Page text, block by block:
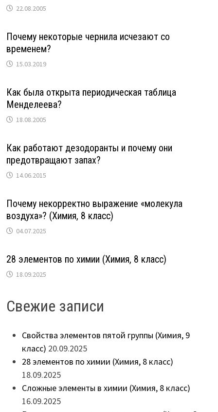
22.08.2005
Почему некоторые чернила исчезают со
временем?
15.03.2019
Как была открыта периодическая таблица
Менделеева?
18.08.2005
Как работают дезодоранты и почему они
предотвращают запах?
14.06.2015
Почему некорректно выражение «молекула
воздуха»? (Химия, 8 класс)
04.07.2025
28 элементов по химии (Химия, 8 класс)
18.09.2025
Свежие записи
Свойства элементов пятой группы (Химия, 9
класс) 20.09.2025
28 элементов по химии (Химия, 8 класс)
18.09.2025
Сложные элементы в химии (Химия, 8 класс)
16.09.2025